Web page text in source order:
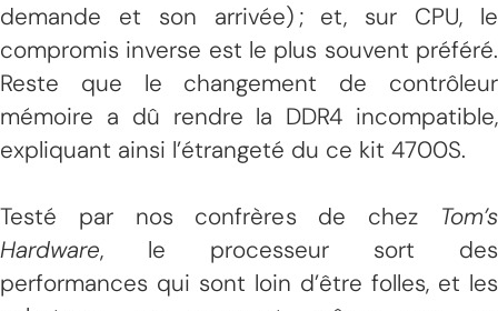
demande et son arrivée) ; et, sur CPU, le
compromis inverse est le plus souvent préféré.
Reste que le changement de contrôleur
mémoire a dû rendre la DDR4 incompatible,
expliquant ainsi l’étrangeté du ce kit 4700S.
Testé par nos confrères de chez Tom’s
Hardware, le processeur sort des
performances qui sont loin d’être folles, et les